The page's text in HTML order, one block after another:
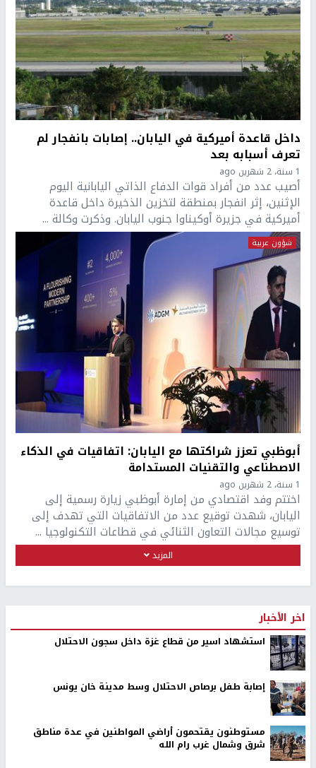
داخل قاعدة أميركية في اليابان.. إصابات بانفجار لم
تعرف أسبابه بعد
1 سنة، 2 شهرين ago
أصيب عدد من أفراد قوات الدفاع الذاتي اليابانية اليوم
الإثنين، إثر انفجار بمنطقة لتخزين الذخيرة داخل قاعدة
أميركية في جزيرة أوكيناوا جنوب اليابان. وذكرت وكالة ...
شؤون عربية
أبوظبي تعزز شراكتها مع اليابان: اتفاقيات في الذكاء
الاصطناعي والتقنيات المستدامة
1 سنة، 2 شهرين ago
اختتم وفد اقتصادي من إمارة أبوظبي زيارة رسمية إلى
اليابان، شهدت توقيع عدد من الاتفاقيات التي تهدف إلى
توسيع مجالات التعاون الثنائي في قطاعات التكنولوجيا ...
المزيد
اخر الأخبار
استشهاد اسير من قطاع غزة داخل سجون الاحتلال
إصابة طفل برصاص الاحتلال وسط مدينة خان يونس
مستوطنون يقتحمون أراضي المواطنين في عدة مناطق
شرق وشمال غرب رام الله